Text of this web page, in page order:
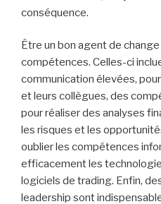
soit constituée d’entreprises
judicieusement sur les
Parlons ordres d’achat et
passent pour leurs clients,
marché, prodiguent leurs
plus avantageuses. C’est
requérant de l’expertise.
Ajoutez à cela des travaux
Évaluer les entreprises, les